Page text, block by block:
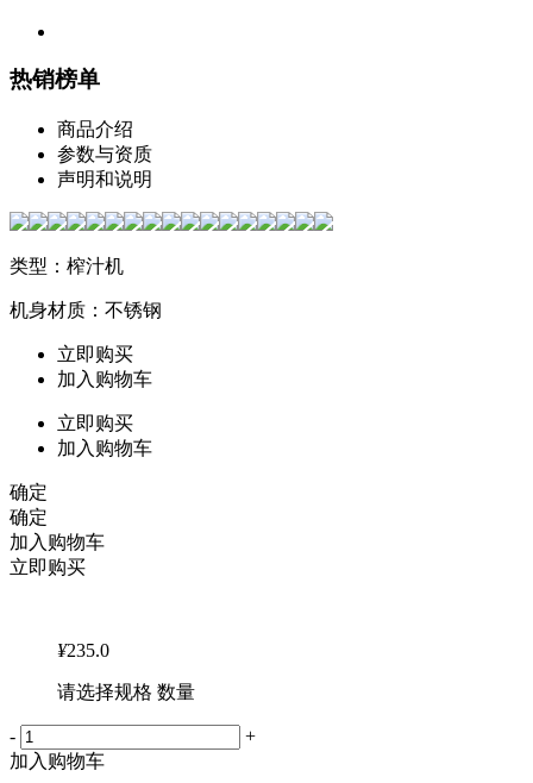
热销榜单
商品介绍
参数与资质
声明和说明
类型：榨汁机
机身材质：不锈钢
立即购买
加入购物车
立即购买
加入购物车
确定
确定
加入购物车
立即购买
¥235.0
请选择规格 数量
-
+
加入购物车